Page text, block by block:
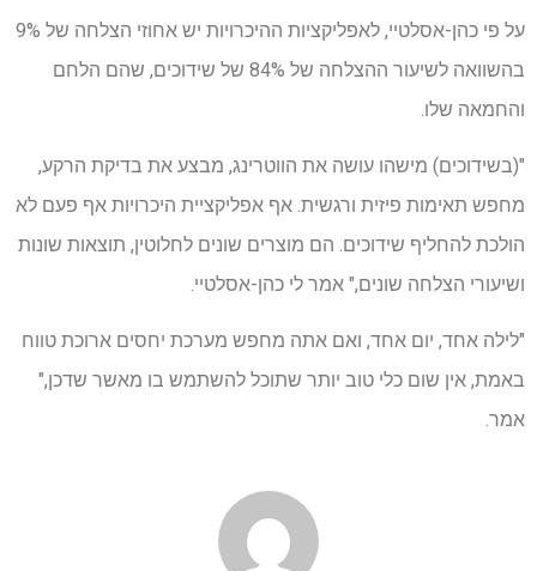
על פי כהן-אסלטיי, לאפליקציות ההיכרויות יש אחוזי הצלחה של 9%
בהשוואה לשיעור ההצלחה של 84% של שידוכים, שהם הלחם
והחמאה שלו.
"(בשידוכים) מישהו עושה את הווטרינג, מבצע את בדיקת הרקע,
מחפש תאימות פיזית ורגשית. אף אפליקציית היכרויות אף פעם לא
הולכת להחליף שידוכים. הם מוצרים שונים לחלוטין, תוצאות שונות
ושיעורי הצלחה שונים," אמר לי כהן-אסלטיי.
"לילה אחד, יום אחד, ואם אתה מחפש מערכת יחסים ארוכת טווח
באמת, אין שום כלי טוב יותר שתוכל להשתמש בו מאשר שדכן,"
אמר.